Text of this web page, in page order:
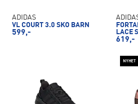
ADIDAS
VL COURT 3.0 SKO BARN
599,-
LACE
619,-
NYHET